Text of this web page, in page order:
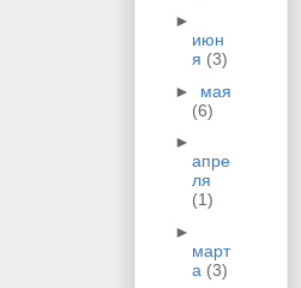
►
июн
я (3)
► мая
(6)
►
апре
ля
(1)
►
март
а (3)